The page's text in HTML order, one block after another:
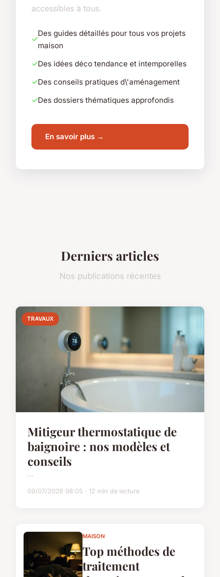
accessibles à tous.
Des guides détaillés pour tous vos projets
maison
Des idées déco tendance et intemporelles
Des conseils pratiques d\'aménagement
Des dossiers thématiques approfondis
En savoir plus →
Derniers articles
Nos publications récentes
TRAVAUX
Mitigeur thermostatique de
baignoire : nos modèles et
conseils
...
09/07/2026 08:05 · 12 min de lecture
MAISON
Top méthodes de
traitement